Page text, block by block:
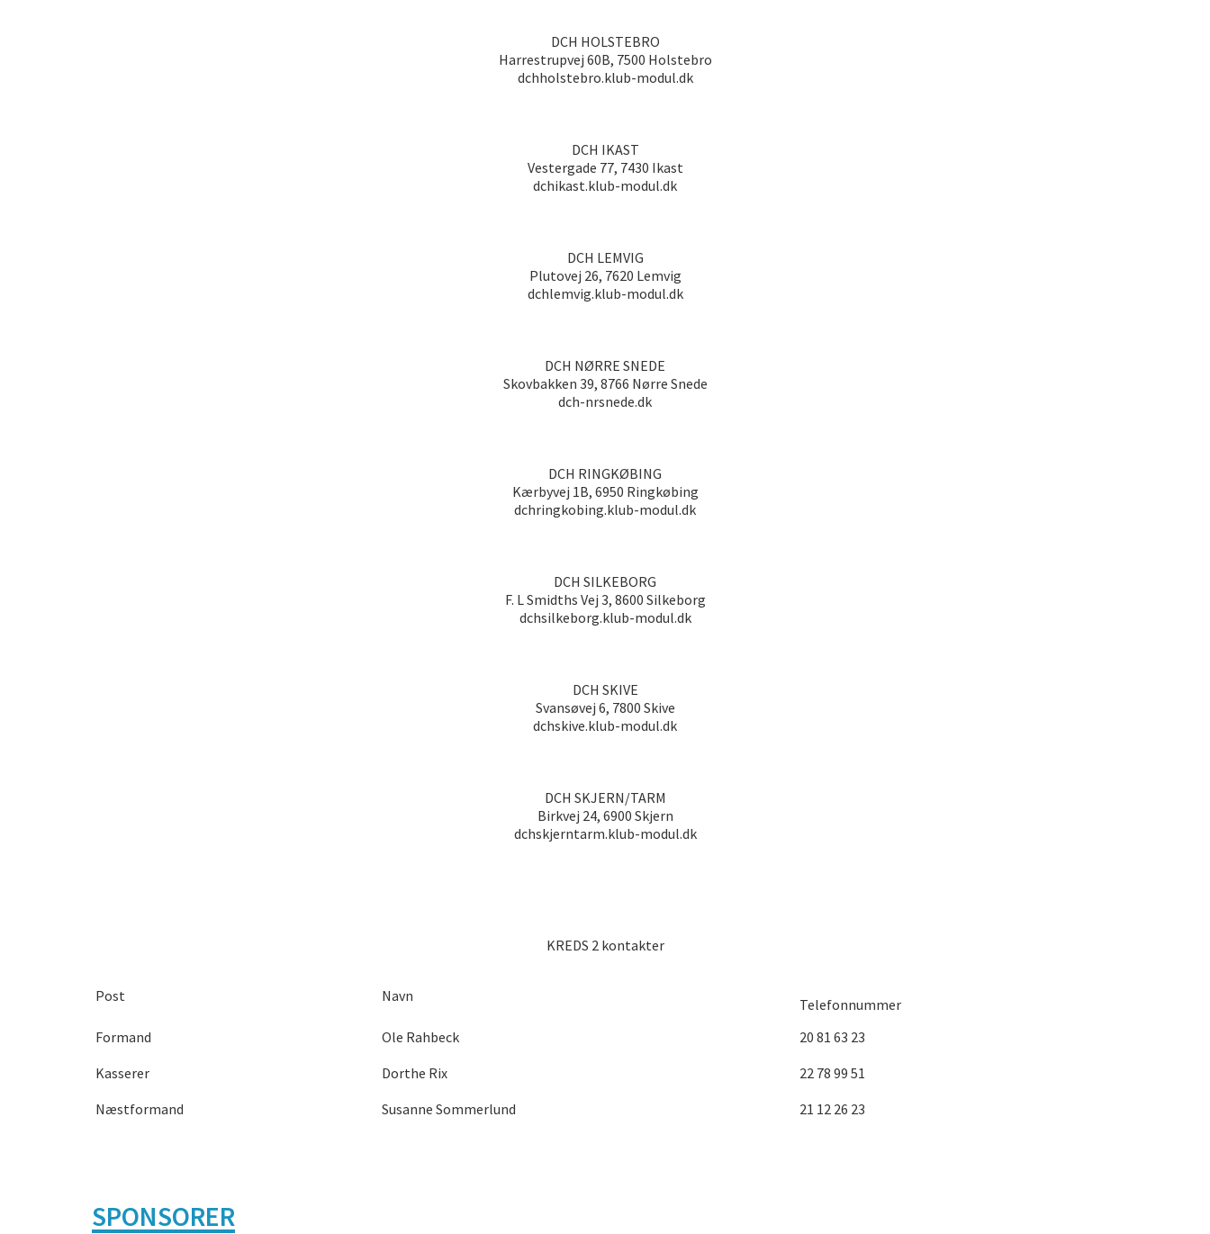
DCH HOLSTEBRO
Harrestrupvej 60B, 7500 Holstebro
dchholstebro.klub-modul.dk
DCH IKAST
Vestergade 77, 7430 Ikast
dchikast.klub-modul.dk
DCH LEMVIG
Plutovej 26, 7620 Lemvig
dchlemvig.klub-modul.dk
DCH NØRRE SNEDE
Skovbakken 39, 8766 Nørre Snede
dch-nrsnede.dk
DCH RINGKØBING
Kærbyvej 1B, 6950 Ringkøbing
dchringkobing.klub-modul.dk
DCH SILKEBORG
F. L Smidths Vej 3, 8600 Silkeborg
dchsilkeborg.klub-modul.dk
DCH SKIVE
Svansøvej 6, 7800 Skive
dchskive.klub-modul.dk
DCH SKJERN/TARM
Birkvej 24, 6900 Skjern
dchskjerntarm.klub-modul.dk
KREDS 2 kontakter
Post Navn
Telefonnummer
Formand
Kasserer
Næstformand
Ole Rahbeck
Dorthe Rix
Susanne Sommerlund
20 81 63 23
22 78 99 51
21 12 26 23
SPONSORER